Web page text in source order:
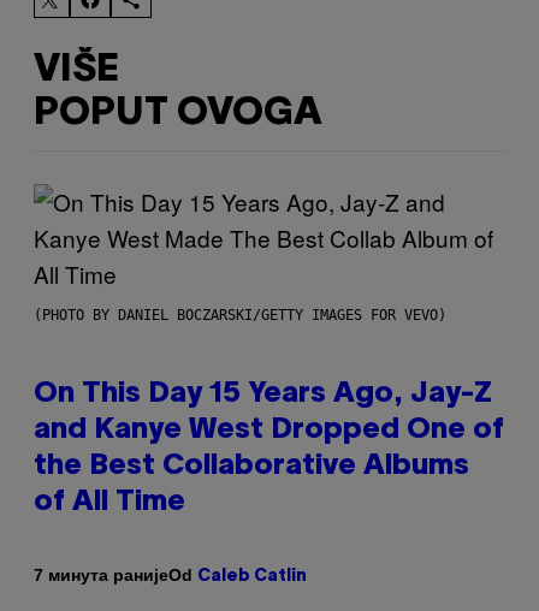
VIŠE
POPUT OVOGA
(PHOTO BY DANIEL BOCZARSKI/GETTY IMAGES FOR VEVO)
On This Day 15 Years Ago, Jay-Z
and Kanye West Dropped One of
the Best Collaborative Albums
of All Time
7 минута ранијеOd Caleb Catlin